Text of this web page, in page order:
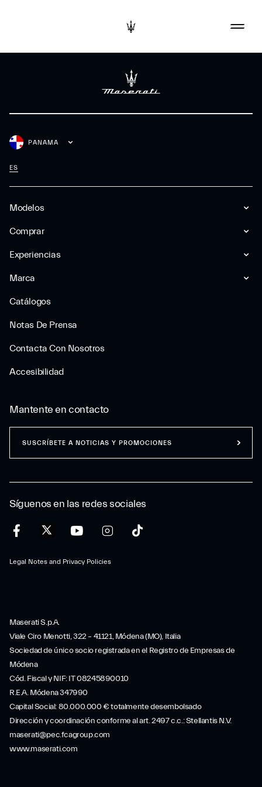
Modelos
Comprar
Experiencias
Marca
Catálogos
Notas De Prensa
Contacta Con Nosotros
Accesibilidad
PANAMA
ES
Síguenos en las redes sociales
Legal Notes and Privacy Policies
Mantente en contacto
SUSCRÍBETE A NOTICIAS Y PROMOCIONES
Maserati S.p.A.
Viale Ciro Menotti, 322 – 41121, Módena (MO), Italia
Sociedad de único socio registrada en el Registro de Empresas de
Módena
Cód. Fiscal y NIF: IT 08245890010
R.E.A. Módena 347990
Capital Social: 80.000.000 € totalmente desembolsado
Dirección y coordinación conforme al art. 2497 c.c.: Stellantis N.V.
maserati@pec.fcagroup.com
www.maserati.com